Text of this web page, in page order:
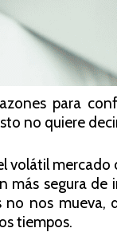
para
no quiere
volátil mercado
más segura de
no nos mueva,
tiempos.